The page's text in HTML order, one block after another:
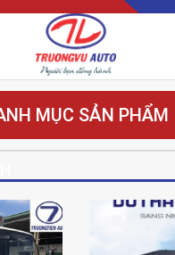
MỤC SẢN PHẨM